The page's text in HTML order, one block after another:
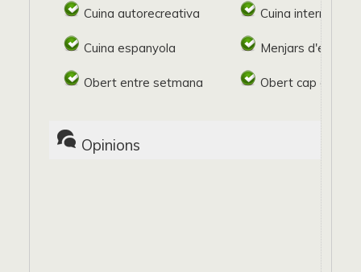
Cuina autorecreativa Cuina
Cuina espanyola Menjars
Obert entre setmana Obert cap de
Opinions